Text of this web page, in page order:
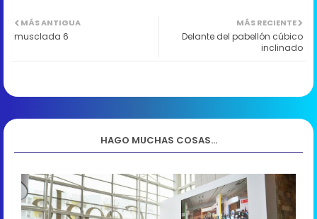
MÁS RECIENTE
Delante del pabellón cúbico
inclinado
MÁS ANTIGUA
musclada 6
HAGO MUCHAS COSAS...